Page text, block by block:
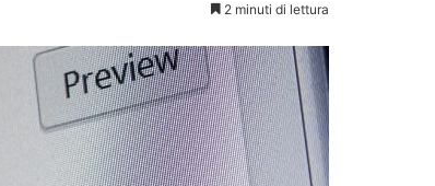
2 minuti di lettura